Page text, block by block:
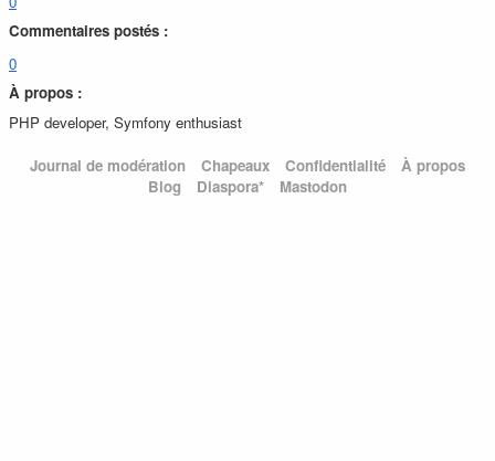
Commentaires postés :
0
À propos :
PHP developer, Symfony enthusiast
Journal de modération Chapeaux Confidentialité
À propos
Blog
Diaspora* Mastodon